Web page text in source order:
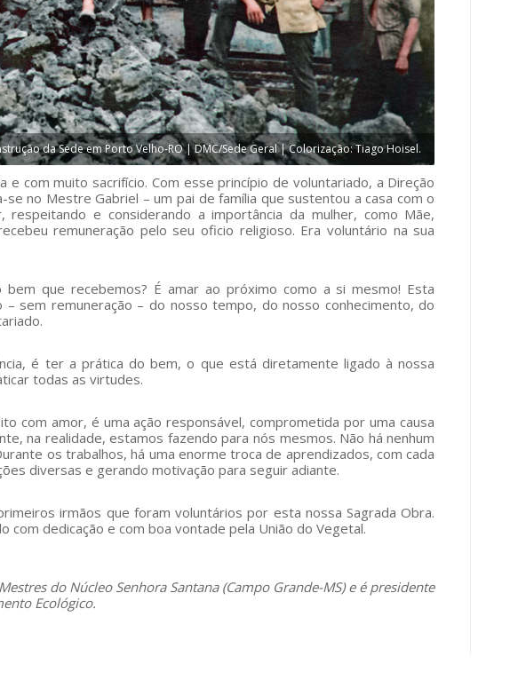
da Sede em Porto Velho-RO | DMC/Sede Geral | Colorização: Tiago Hoisel.
com muito sacrifício. Com esse princípio de voluntariado, a Direção
no Mestre Gabriel – um pai de família que sustentou a casa com o
e considerando a importância da mulher, como Mãe,
remuneração pelo seu oficio religioso. Era voluntário na sua
que recebemos? É amar ao próximo como a si mesmo! Esta
sem remuneração – do nosso tempo, do nosso conhecimento, do
é ter a prática do bem, o que está diretamente ligado à nossa
todas as virtudes.
com amor, é uma ação responsável, comprometida por uma causa
na realidade, estamos fazendo para nós mesmos. Não há nenhum
os trabalhos, há uma enorme troca de aprendizados, com cada
diversas e gerando motivação para seguir adiante.
irmãos que foram voluntários por esta nossa Sagrada Obra.
dedicação e com boa vontade pela União do Vegetal.
do Núcleo Senhora Santana (Campo Grande-MS) e é presidente
Ecológico.